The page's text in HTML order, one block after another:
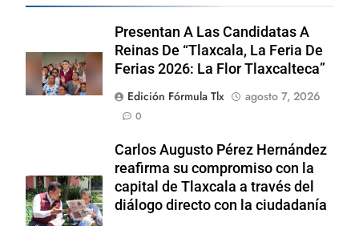
Presentan A Las Candidatas A
Reinas De “Tlaxcala, La Feria De
Ferias 2026: La Flor Tlaxcalteca”
Edición Fórmula Tlx
agosto 7, 2026
0
Carlos Augusto Pérez Hernández
reafirma su compromiso con la
capital de Tlaxcala a través del
diálogo directo con la ciudadanía